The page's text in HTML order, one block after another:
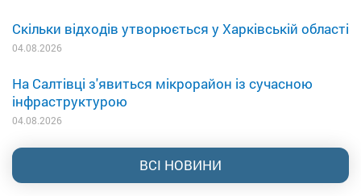
Скільки відходів утворюється у Харківській області
04.08.2026
На Салтівці з'явиться мікрорайон із сучасною
інфраструктурою
04.08.2026
ВСІ НОВИНИ